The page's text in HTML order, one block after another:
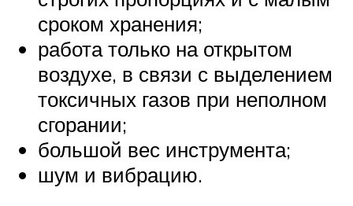
сроком хранения;
работа только на открытом
воздухе, в связи с выделением
токсичных газов при неполном
сгорании;
большой вес инструмента;
шум и вибрацию.